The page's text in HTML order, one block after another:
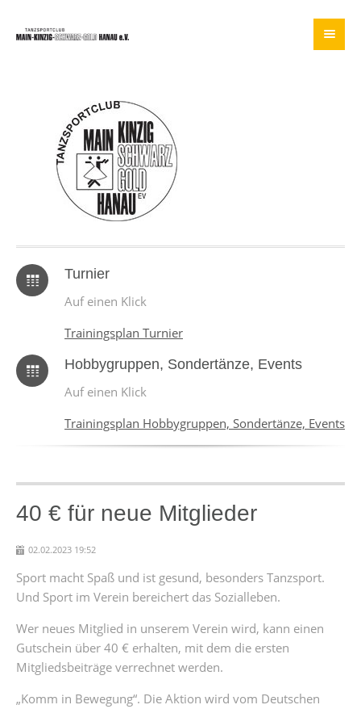
Turnier
Auf einen Klick
Trainingsplan Turnier
Hobbygruppen, Sondertänze, Events
Auf einen Klick
Trainingsplan Hobbygruppen, Sondertänze, Events
40 € für neue Mitglieder
02.02.2023 19:52
Sport macht Spaß und ist gesund, besonders Tanzsport.
Und Sport im Verein bereichert das Sozialleben.
Wer neues Mitglied in unserem Verein wird, kann einen
Gutschein über 40 € erhalten, mit dem die ersten
Mitgliedsbeiträge verrechnet werden.
„Komm in Bewegung“. Die Aktion wird vom Deutschen